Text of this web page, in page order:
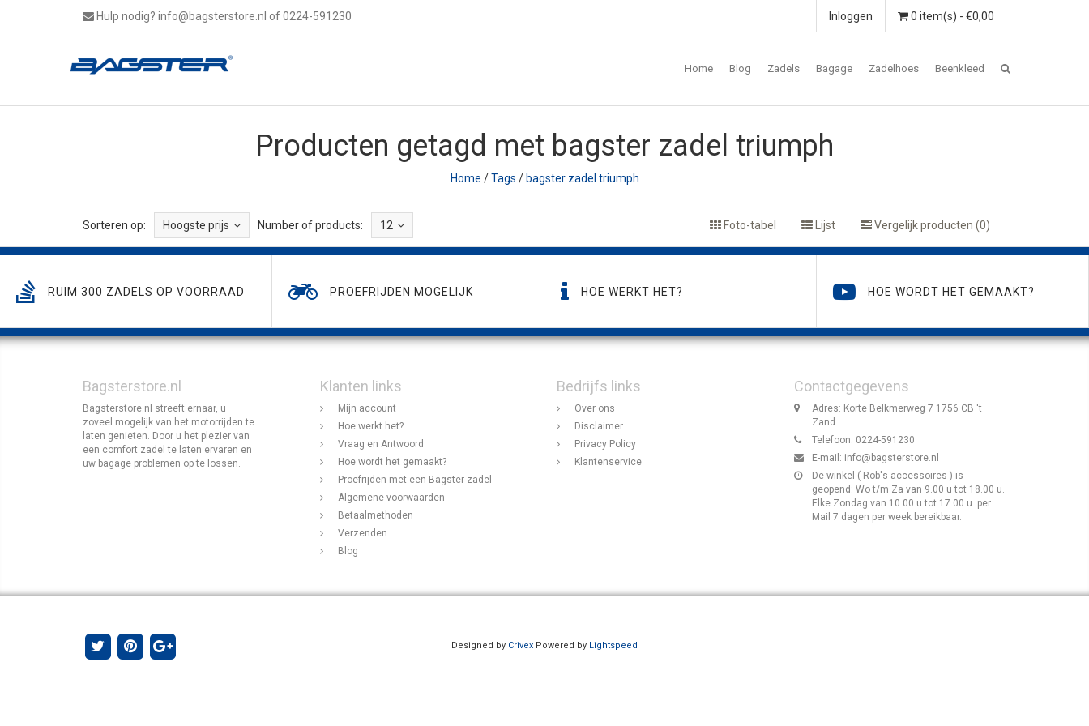
Hulp nodig? info@bagsterstore.nl of 0224-591230 0 item(s) - €0,00
Inloggen
Home Blog Zadels Bagage Zadelhoes Beenkleed
Producten getagd met bagster zadel triumph
Home /Tags /bagster zadel triumph
Sorteren op: Hoogste prijs Number of products: 12 Foto-tabel Lijst Vergelijk producten (0)
RUIM 300 ZADELS OP VOORRAAD PROEFRIJDEN MOGELIJK HOE WERKT HET? HOE WORDT HET GEMAAKT?
Bagsterstore.nl
Bagsterstore.nl streeft ernaar, u
zoveel mogelijk van het motorrijden te
laten genieten. Door u het plezier van
een comfort zadel te laten ervaren en
uw bagage problemen op te lossen.
Klanten links
Mijn account
Hoe werkt het?
Vraag en Antwoord
Hoe wordt het gemaakt?
Proefrijden met een Bagster zadel
Algemene voorwaarden
Betaalmethoden
Verzenden
Blog
Bedrijfs links
Over ons
Disclaimer
Privacy Policy
Klantenservice
Contactgegevens
Adres: Korte Belkmerweg 7 1756 CB 't
Zand
Telefoon: 0224-591230
E-mail: info@bagsterstore.nl
De winkel ( Rob's accessoires ) is
geopend: Wo t/m Za van 9.00 u tot 18.00 u.
Elke Zondag van 10.00 u tot 17.00 u. per
Mail 7 dagen per week bereikbaar.
Designed by Crivex Powered by Lightspeed